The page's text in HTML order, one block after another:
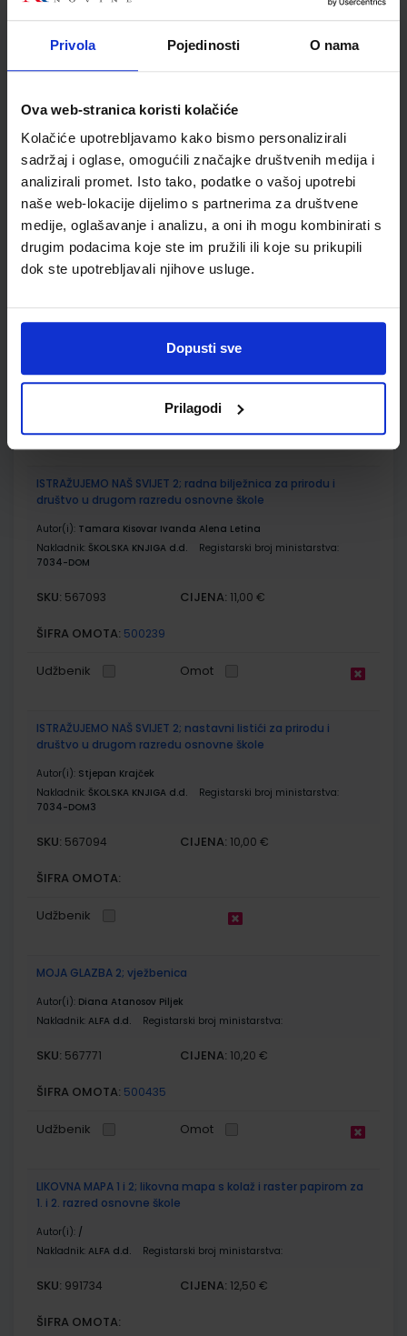
Privola Pojedinosti O nama
Ova web-stranica koristi kolačiće
Kolačiće upotrebljavamo kako bismo personalizirali
sadržaj i oglase, omogućili značajke društvenih medija i
analizirali promet. Isto tako, podatke o vašoj upotrebi
naše web-lokacije dijelimo s partnerima za društvene
medije, oglašavanje i analizu, a oni ih mogu kombinirati s
drugim podacima koje ste im pružili ili koje su prikupili
dok ste upotrebljavali njihove usluge.
Dopusti sve
Prilagodi
Autor(i):
Josipa Blagus Marijana Šundov Ana Budojević
ŠKOLSKA KNJIGA d.d.
7002-DOM
SKU:567080 CIJENA:11,50 €
ŠIFRA OMOTA: 500744
Udžbenik Omot
ISTRAŽUJEMO NAŠ SVIJET 2; udžbenik prirode i društva s
dodatnim digitalnim sadržajima u drugom razredu
osnovne škole
CIJENA:11,88 €
ŠIFRA OMOTA:500239
ISTRAŽUJEMO NAŠ SVIJET 2; radna bilježnica za prirodu i
društvo u drugom razredu osnovne škole
Autor(i): Tamara Kisovar Ivanda Alena Letina
Nakladnik: ŠKOLSKA KNJIGA d.d.
Registarski broj ministarstva:
7034-DOM
SKU: 567093 CIJENA: 11,00 €
ŠIFRA OMOTA: 500239
Udžbenik Omot
ISTRAŽUJEMO NAŠ SVIJET 2; nastavni listići za prirodu i
društvo u drugom razredu osnovne škole
Autor(i): Stjepan Krajček
Nakladnik: ŠKOLSKA KNJIGA d.d.
Registarski broj ministarstva:
7034-DOM3
SKU: 567094 CIJENA: 10,00 €
ŠIFRA OMOTA:
Udžbenik
MOJA GLAZBA 2; vježbenica
Autor(i): Diana Atanosov Piljek
Nakladnik: ALFA d.d. Registarski broj ministarstva:
SKU: 567771 CIJENA: 10,20 €
ŠIFRA OMOTA: 500435
Udžbenik Omot
LIKOVNA MAPA 1 i 2; likovna mapa s kolaž i raster papirom za
1. i 2. razred osnovne škole
Autor(i): /
Nakladnik: ALFA d.d. Registarski broj ministarstva:
SKU: 991734 CIJENA: 12,50 €
ŠIFRA OMOTA: